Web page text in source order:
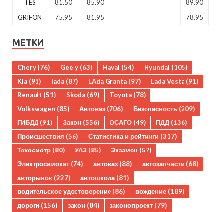
TES
81.50 85.90
89.90
GRIFON
75.95 81.95 78.95
МЕТКИ
Chery (76) Geely (63) Haval (54) Hyundai (105)
Kia (91) lada (87) LAda Granta (97) Lada Vesta (91)
Renault (51) Skoda (69) Toyota (78)
Volkswagen (85) Автоваз (706) Безопасность (209)
ГИБДД (91) Закон (556) ОСАГО (49) ПДД (136)
Происшествия (56) Статистика и рейтинги (317)
Техосмотр (80) УАЗ (85) Экзамен (57)
Электросамокат (74) автоваз (88) автозапчасти (68)
авторынок (227) автошкола(81)
водительское удостоверение (86) вождение (189)
дороги (156) закон (84) законопроект (79)